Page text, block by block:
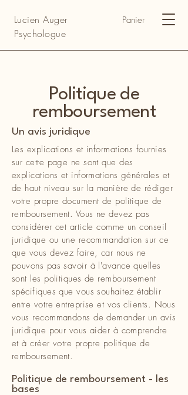
Lucien Auger
Psychologue
Panier
Politique de
remboursement
Un avis juridique
Les explications et informations fournies
sur cette page ne sont que des
explications et informations générales et
de haut niveau sur la manière de rédiger
votre propre document de politique de
remboursement. Vous ne devez pas
considérer cet article comme un conseil
juridique ou une recommandation sur ce
que vous devez faire, car nous ne
pouvons pas savoir à l'avance quelles
sont les politiques de remboursement
spécifiques que vous souhaitez établir
entre votre entreprise et vos clients. Nous
vous recommandons de demander un avis
juridique pour vous aider à comprendre
et à créer votre propre politique de
remboursement.
Politique de remboursement - les
bases